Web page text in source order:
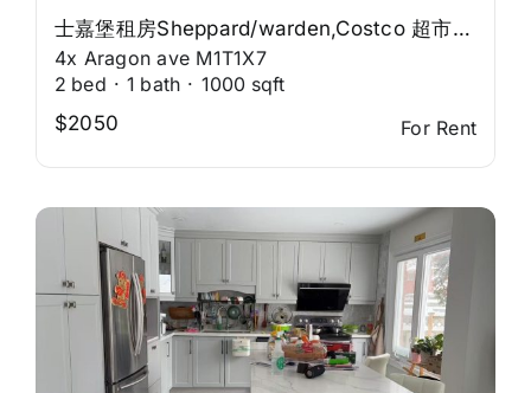
士嘉堡租房Sheppard/warden,Costco 超市，交通方便
4x Aragon ave M1T1X7
2 bed · 1 bath · 1000 sqft
$2050
For Rent